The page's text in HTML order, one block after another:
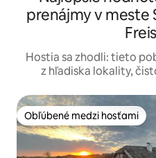
prenájmy v meste
Hostia sa zhodli: tieto
z hľadiska lokality,
Obľúbené medzi hosťami
Obľúbené medzi hosťami